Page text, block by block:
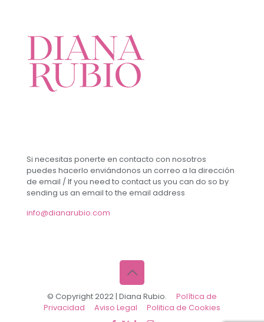
Si necesitas ponerte en contacto con nosotros
puedes hacerlo enviándonos un correo a la dirección
de email / If you need to contact us you can do so by
sending us an email to the email address
info@dianarubio.com
© Copyright 2022 | Diana Rubio. Política de
Privacidad
Aviso Legal Politica de Cookies